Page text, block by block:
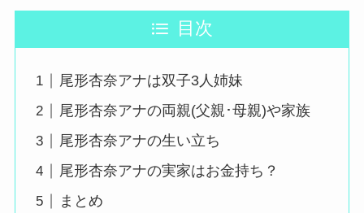
目次
尾形杏奈アナは双子3人姉妹
尾形杏奈アナの両親(父親･母親)や家族
尾形杏奈アナの生い立ち
尾形杏奈アナの実家はお金持ち？
まとめ